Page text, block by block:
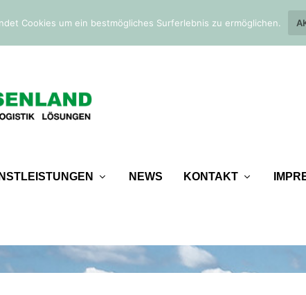
NEWS KONTAKT
Cookies um ein bestmögliches Surferlebnis zu ermöglichen.